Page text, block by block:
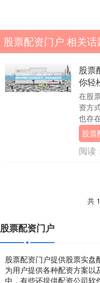
股票配资门户 相关话
股票
你轻
在股
资方
也存
户股
安全
股票
阅读
共
股票配资门户
股票配资门户提供股票实盘
为用户提供各种配资方案以
中，有些还提供配资公司软